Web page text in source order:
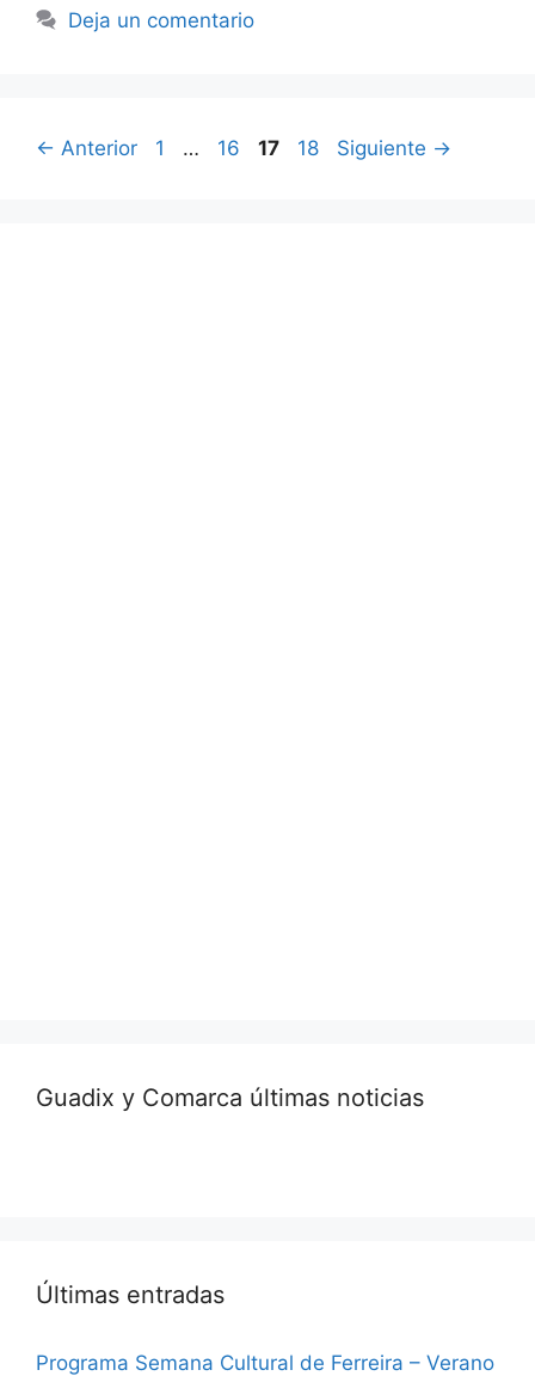
Deja un comentario
← Anterior Página
1 … Página
16 Página
17 Página
18 Siguiente →
Guadix y Comarca últimas noticias
Últimas entradas
Programa Semana Cultural de Ferreira – Verano